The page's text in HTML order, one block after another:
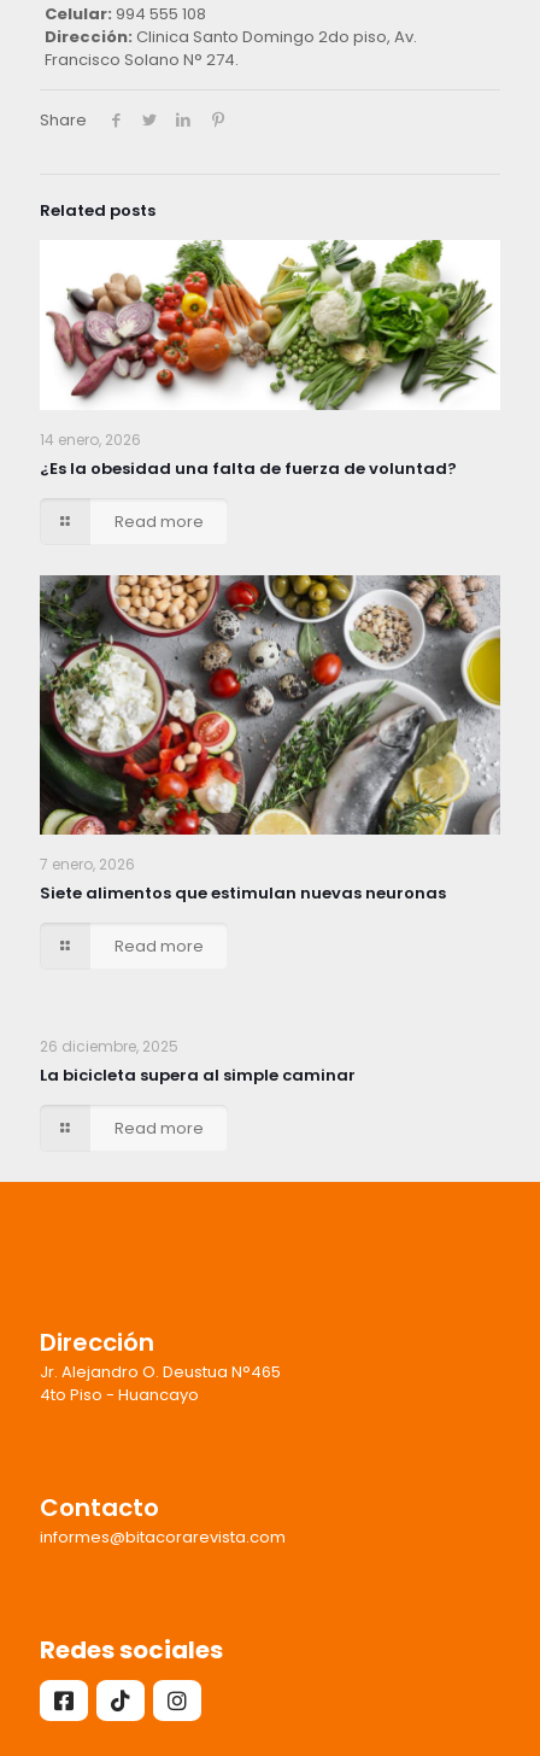
Celular: 994 555 108
Dirección: Clinica Santo Domingo 2do piso, Av.
Francisco Solano N° 274.
Share
Related posts
14 enero, 2026
¿Es la obesidad una falta de fuerza de voluntad?
Read more
7 enero, 2026
Siete alimentos que estimulan nuevas neuronas
Read more
26 diciembre, 2025
La bicicleta supera al simple caminar
Read more
Dirección
Jr. Alejandro O. Deustua N°465
4to Piso - Huancayo
Contacto
informes@bitacorarevista.com
Redes sociales